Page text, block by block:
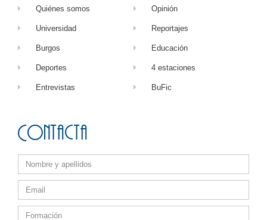
Quiénes somos
Universidad
Burgos
Deportes
Entrevistas
Opinión
Reportajes
Educación
4 estaciones
BuFic
Contacta